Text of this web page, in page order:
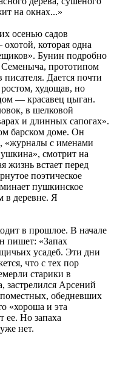
на окнах...»
осенью садов
которая одна
Бунин подробно
Семеныча, прототипом
Дается почти
худощав, но
— красавец цыган.
в шелковой
и длинных сапогах».
барском доме. Он
«журналы с именами
смотрит на
жизнь встает перед
поэтическое
пушкинское
в деревне. Я
в прошлое. В начале
пишет: «Запах
усадеб. Эти дни
что с тех пор
старики в
застрелился Арсений
обедневших
«хороша и эта
ее. Но запаха
нет.